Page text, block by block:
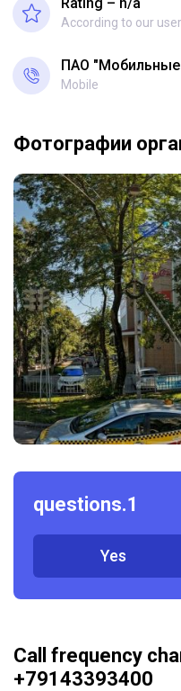
According to our
ПАО
Mobile
Фотографии
questions.1
Yes
Call frequency
+79143393400